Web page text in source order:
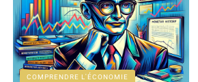
COMPRENDRE L'ÉCONOMIE